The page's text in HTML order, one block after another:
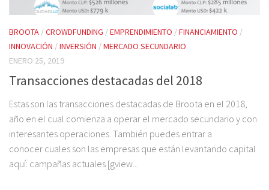
BROOTA /CROWDFUNDING /EMPRENDIMIENTO /FINANCIAMIENTO /
INNOVACIÓN /INVERSIÓN /MERCADO SECUNDARIO
ENERO 25, 2019
Transacciones destacadas del 2018
Estas son las transacciones destacadas de Broota en el 2018,
año en el cual comienza a operar el mercado secundario y con
interesantes operaciones. También puedes entrar a
conocer cuales son las empresas que están levantando capital
aquí: campañas actuales [gview...